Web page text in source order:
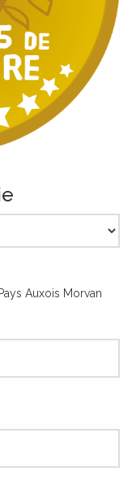
Auxois Morvan